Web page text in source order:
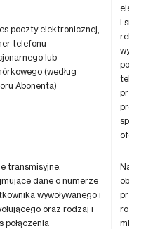
poczty elektronicznej,
telefonu
lub
(według
Abonenta)
i
ofert
transmisyjne,
dane o numerze
wywoływanego i
oraz rodzaj i
połączenia